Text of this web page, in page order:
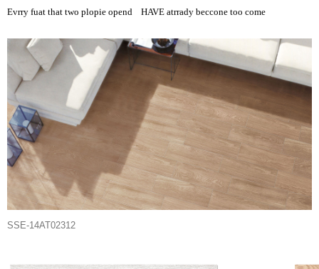
Evrry fuat that two plopie opend HAVE atrrady beccone too come
SSE-14AT02312